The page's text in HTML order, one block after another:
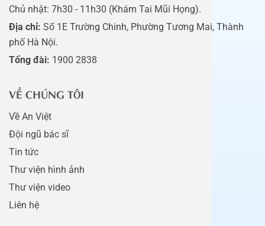
Chủ nhật: 7h30 - 11h30 (Khám Tai Mũi Họng).
Địa chỉ: Số 1E Trường Chinh, Phường Tương Mai, Thành
phố Hà Nội.
Tổng đài: 1900 2838
VỀ CHÚNG TÔI
Về An Việt
Đội ngũ bác sĩ
Tin tức
Thư viện hình ảnh
Thư viện video
Liên hệ